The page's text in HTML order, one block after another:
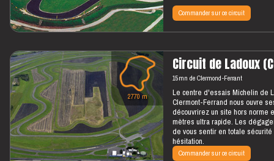
Commander sur ce circuit
Circuit de Ladoux
2770 m
15mn de Clermond-Ferrant
Le centre d'essais Michelin de
Clermont-Ferrand nous ouvre
découvrirez un site hors norme
mètres ultra rapide. Les
de vous sentir en totale
hésitation.
Commander sur ce circuit